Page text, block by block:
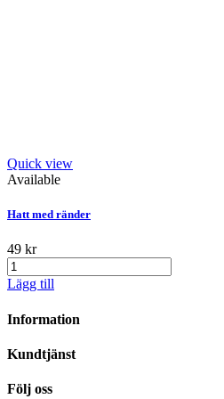
Quick view
Available
Hatt med ränder
49 kr
Lägg till
Information
Kundtjänst
Följ oss